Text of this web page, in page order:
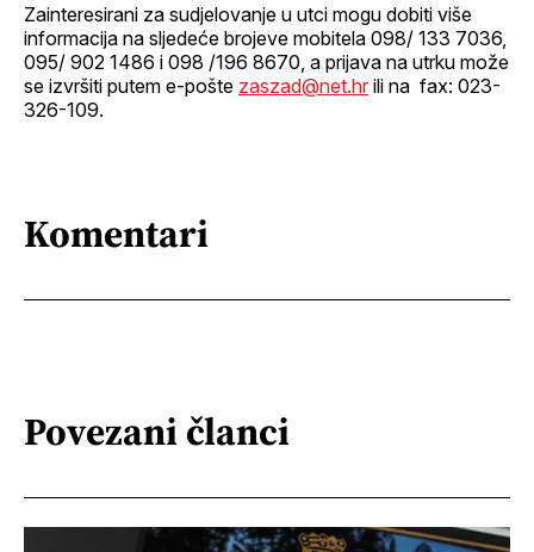
Zainteresirani za sudjelovanje u utci mogu dobiti više
informacija na sljedeće brojeve mobitela 098/ 133 7036,
095/ 902 1486 i 098 /196 8670, a prijava na utrku može
se izvršiti putem e-pošte zaszad@net.hr ili na fax: 023-
326-109.
Komentari
Povezani članci